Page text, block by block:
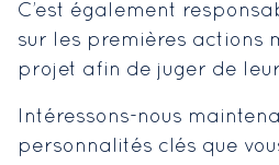
C’est également
sur les premières actions
projet afin de juger de
Intéressons-nous
personnalités clés que